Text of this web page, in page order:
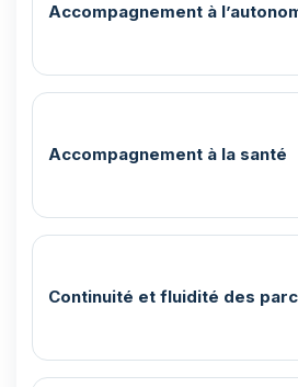
Accompagnement à
Accompagnement à la santé
Continuité et fluidité des